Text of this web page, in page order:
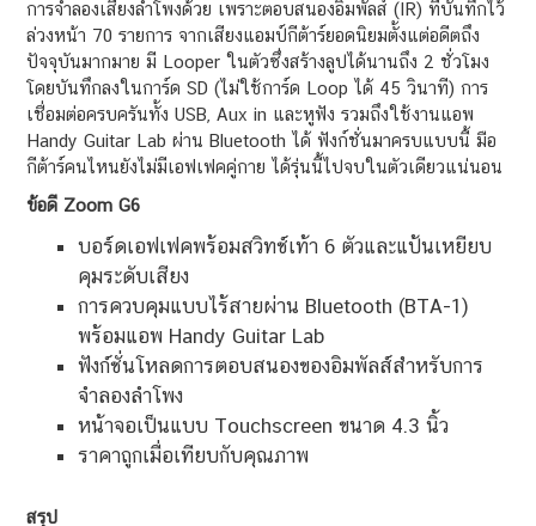
การจำลองเสียงลำโพงด้วย เพราะตอบสนองอิมพัลส์ (IR) ที่บันทึกไว้
ล่วงหน้า 70 รายการ จากเสียงแอมป์กีต้าร์ยอดนิยมตั้งแต่อดีตถึง
ปัจจุบันมากมาย มี Looper ในตัวซึ่งสร้างลูปได้นานถึง 2 ชั่วโมง
โดยบันทึกลงในการ์ด SD (ไม่ใช้การ์ด Loop ได้ 45 วินาที) การ
เชื่อมต่อครบครันทั้ง USB, Aux in และหูฟัง รวมถึงใช้งานแอพ
Handy Guitar Lab ผ่าน Bluetooth ได้ ฟังก์ชั่นมาครบแบบนี้ มือ
กีต้าร์คนไหนยังไม่มีเอฟเฟคคู่กาย ได้รุ่นนี้ไปจบในตัวเดียวแน่นอน
ข้อดี Zoom G6
บอร์ดเอฟเฟคพร้อมสวิทช์เท้า 6 ตัวและแป้นเหยียบ
คุมระดับเสียง
การควบคุมแบบไร้สายผ่าน Bluetooth (BTA-1)
พร้อมแอพ Handy Guitar Lab
ฟังก์ชั่นโหลดการตอบสนองของอิมพัลส์สำหรับการ
จำลองลำโพง
หน้าจอเป็นแบบ Touchscreen ขนาด 4.3 นิ้ว
ราคาถูกเมื่อเทียบกับคุณภาพ
สรุป